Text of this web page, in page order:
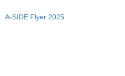
A-SIDE Flyer 2025